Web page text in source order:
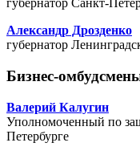
губернатор Санкт-
Александр Дрозденко
губернатор
Бизнес-
Валерий Калугин
Уполномоченный по
Петербурге